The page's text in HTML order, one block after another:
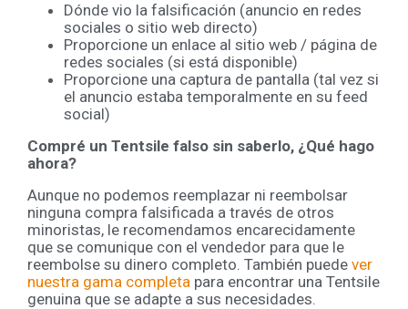
Dónde vio la falsificación (anuncio en redes
sociales o sitio web directo)
Proporcione un enlace al sitio web / página de
redes sociales (si está disponible)
Proporcione una captura de pantalla (tal vez si
el anuncio estaba temporalmente en su feed
social)
Compré un Tentsile falso sin saberlo, ¿Qué hago
ahora?
Aunque no podemos reemplazar ni reembolsar
ninguna compra falsificada a través de otros
minoristas, le recomendamos encarecidamente
que se comunique con el vendedor para que le
reembolse su dinero completo. También puede ver
nuestra gama completa para encontrar una Tentsile
genuina que se adapte a sus necesidades.